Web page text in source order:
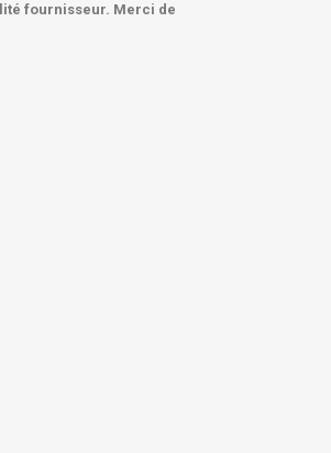
fournisseur. Merci de